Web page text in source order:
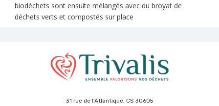
biodéchets sont ensuite mélangés avec du broyat de
déchets verts et compostés sur place
31 rue de l'Atlantique, CS 30605